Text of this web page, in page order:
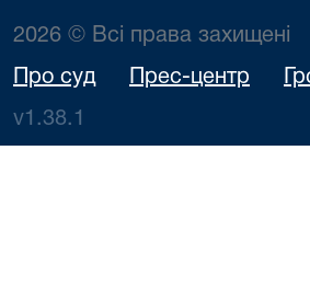
2026 © Всі права захищені
Про суд Прес-центр
v1.38.1